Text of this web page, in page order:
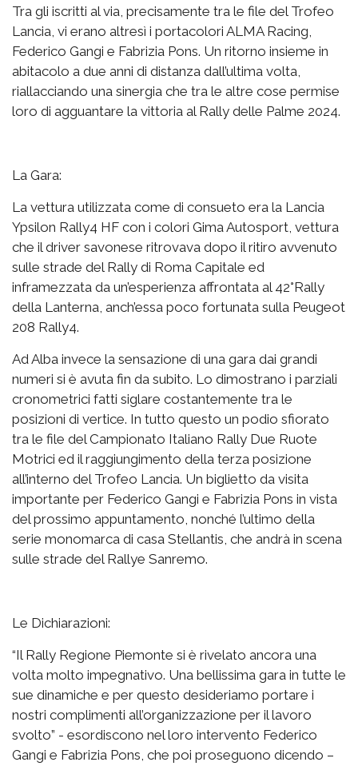
Tra gli iscritti al via, precisamente tra le file del Trofeo
Lancia, vi erano altresì i portacolori ALMA Racing,
Federico Gangi e Fabrizia Pons. Un ritorno insieme in
abitacolo a due anni di distanza dall’ultima volta,
riallacciando una sinergia che tra le altre cose permise
loro di agguantare la vittoria al Rally delle Palme 2024.
La Gara:
La vettura utilizzata come di consueto era la Lancia
Ypsilon Rally4 HF con i colori Gima Autosport, vettura
che il driver savonese ritrovava dopo il ritiro avvenuto
sulle strade del Rally di Roma Capitale ed
inframezzata da un’esperienza affrontata al 42°Rally
della Lanterna, anch’essa poco fortunata sulla Peugeot
208 Rally4.
Ad Alba invece la sensazione di una gara dai grandi
numeri si è avuta fin da subito. Lo dimostrano i parziali
cronometrici fatti siglare costantemente tra le
posizioni di vertice. In tutto questo un podio sfiorato
tra le file del Campionato Italiano Rally Due Ruote
Motrici ed il raggiungimento della terza posizione
all’interno del Trofeo Lancia. Un biglietto da visita
importante per Federico Gangi e Fabrizia Pons in vista
del prossimo appuntamento, nonché l’ultimo della
serie monomarca di casa Stellantis, che andrà in scena
sulle strade del Rallye Sanremo.
Le Dichiarazioni:
“Il Rally Regione Piemonte si è rivelato ancora una
volta molto impegnativo. Una bellissima gara in tutte le
sue dinamiche e per questo desideriamo portare i
nostri complimenti all’organizzazione per il lavoro
svolto” - esordiscono nel loro intervento Federico
Gangi e Fabrizia Pons, che poi proseguono dicendo –